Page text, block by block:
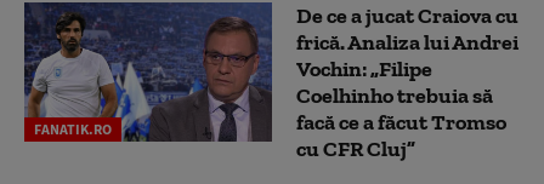
FANATIK.RO
De ce a jucat Craiova cu
frică. Analiza lui Andrei
Vochin: „Filipe
Coelhinho trebuia să
facă ce a făcut Tromso
cu CFR Cluj”